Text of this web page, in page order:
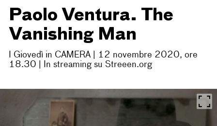
Paolo Ventura. The
Vanishing Man
I Giovedì in CAMERA | 12 novembre 2020, ore
18.30 | In streaming su Streeen.org